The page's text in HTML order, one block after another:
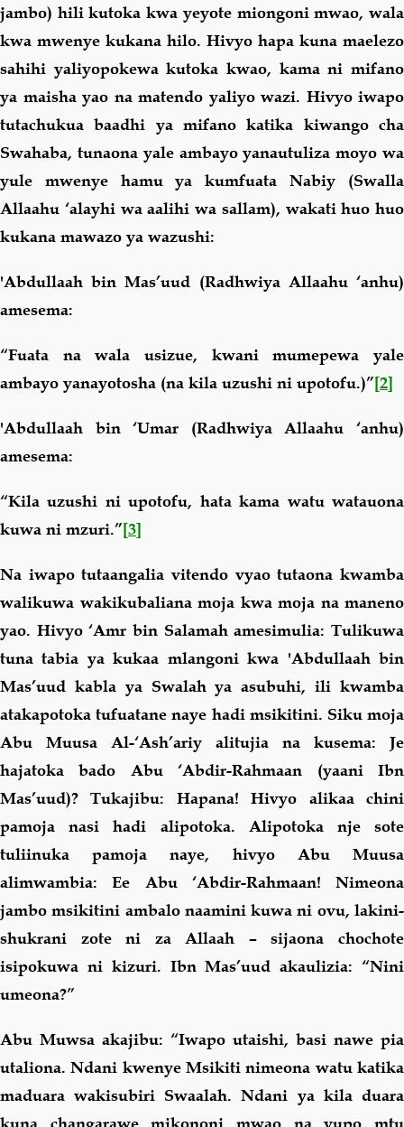
jambo) hili kutoka kwa yeyote miongoni mwao, wala
kwa mwenye kukana hilo. Hivyo hapa kuna maelezo
sahihi yaliyopokewa kutoka kwao, kama ni mifano
ya maisha yao na matendo yaliyo wazi. Hivyo iwapo
tutachukua baadhi ya mifano katika kiwango cha
Swahaba, tunaona yale ambayo yanautuliza moyo wa
yule mwenye hamu ya kumfuata Nabiy (Swalla
Allaahu ‘alayhi wa aalihi wa sallam), wakati huo huo
kukana mawazo ya wazushi:
'Abdullaah bin Mas’uud (Radhwiya Allaahu ‘anhu)
amesema:
“Fuata na wala usizue, kwani mumepewa yale
ambayo yanayotosha (na kila uzushi ni upotofu.)”[2]
'Abdullaah bin ‘Umar (Radhwiya Allaahu ‘anhu)
amesema:
“Kila uzushi ni upotofu, hata kama watu watauona
kuwa ni mzuri.”[3]
Na iwapo tutaangalia vitendo vyao tutaona kwamba
walikuwa wakikubaliana moja kwa moja na maneno
yao. Hivyo ‘Amr bin Salamah amesimulia: Tulikuwa
tuna tabia ya kukaa mlangoni kwa 'Abdullaah bin
Mas’uud kabla ya Swalah ya asubuhi, ili kwamba
atakapotoka tufuatane naye hadi msikitini. Siku moja
Abu Muusa Al-‘Ash’ariy alitujia na kusema: Je
hajatoka bado Abu ‘Abdir-Rahmaan (yaani Ibn
Mas’uud)? Tukajibu: Hapana! Hivyo alikaa chini
pamoja nasi hadi alipotoka. Alipotoka nje sote
tuliinuka pamoja naye, hivyo Abu Muusa
alimwambia: Ee Abu ‘Abdir-Rahmaan! Nimeona
jambo msikitini ambalo naamini kuwa ni ovu, lakini-
shukrani zote ni za Allaah – sijaona chochote
isipokuwa ni kizuri. Ibn Mas’uud akaulizia: “Nini
umeona?”
Abu Muwsa akajibu: “Iwapo utaishi, basi nawe pia
utaliona. Ndani kwenye Msikiti nimeona watu katika
maduara wakisubiri Swaalah. Ndani ya kila duara